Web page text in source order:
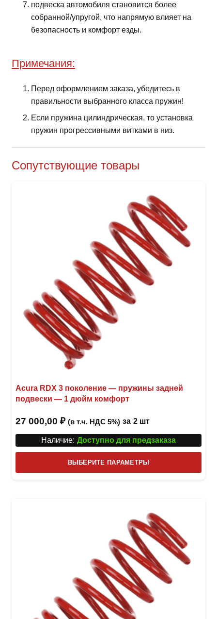
подвеска автомобиля становится более
собранной/упругой, что напрямую влияет на
безопасность и комфорт езды.
Примечания:
Перед оформлением заказа, убедитесь в
правильности выбранного класса пружин!
Если пружина цилиндрическая, то установка
пружин прогрессивными витками в низ.
Сопутствующие товары
Acura RDX 3 поколение — пружины задней
подвески — 1 дюйм комфорт
27 000,00 ₽ (в т.ч. НДС 5%) за 2 шт
Наличие: Доступно для предзаказа
ВЫБЕРИТЕ ПАРАМЕТРЫ
товар